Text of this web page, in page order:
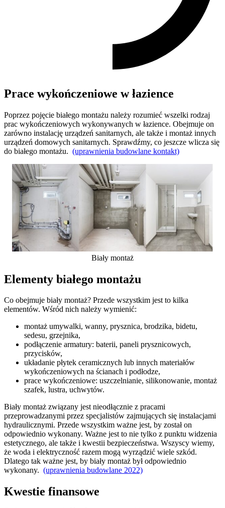
Prace wykończeniowe w łazience
Poprzez pojęcie białego montażu należy rozumieć wszelki rodzaj
prac wykończeniowych wykonywanych w łazience. Obejmuje on
zarówno instalację urządzeń sanitarnych, ale także i montaż innych
urządzeń domowych sanitarnych. Sprawdźmy, co jeszcze wlicza się
do białego montażu. (uprawnienia budowlane kontakt)
Biały montaż
Elementy białego montażu
Co obejmuje biały montaż? Przede wszystkim jest to kilka
elementów. Wśród nich należy wymienić:
montaż umywalki, wanny, prysznica, brodzika, bidetu,
sedesu, grzejnika,
podłączenie armatury: baterii, paneli prysznicowych,
przycisków,
układanie płytek ceramicznych lub innych materiałów
wykończeniowych na ścianach i podłodze,
prace wykończeniowe: uszczelnianie, silikonowanie, montaż
szafek, lustra, uchwytów.
Biały montaż związany jest nieodłącznie z pracami
przeprowadzanymi przez specjalistów zajmujących się instalacjami
hydraulicznymi. Przede wszystkim ważne jest, by został on
odpowiednio wykonany. Ważne jest to nie tylko z punktu widzenia
estetycznego, ale także i kwestii bezpieczeństwa. Wszyscy wiemy,
że woda i elektryczność razem mogą wyrządzić wiele szkód.
Dlatego tak ważne jest, by biały montaż był odpowiednio
wykonany. (uprawnienia budowlane 2022)
Kwestie finansowe